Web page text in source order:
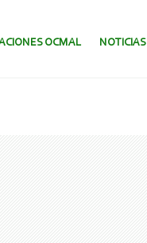
OCMAL NOTICIAS